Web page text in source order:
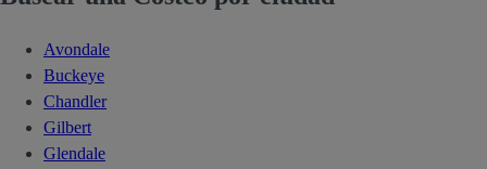
Avondale
Buckeye
Chandler
Gilbert
Glendale